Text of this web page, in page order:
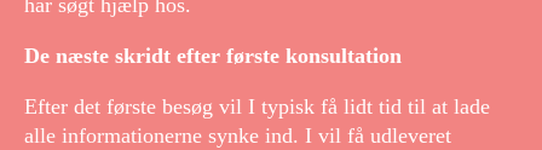
har søgt hjælp hos.
De næste skridt efter første konsultation
Efter det første besøg vil I typisk få lidt tid til at lade
alle informationerne synke ind. I vil få udleveret